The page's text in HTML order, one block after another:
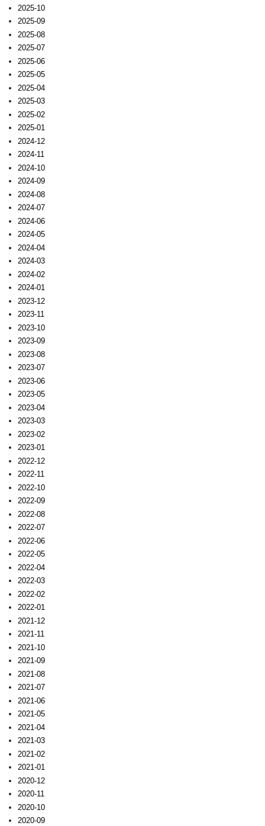
2025-10
2025-09
2025-08
2025-07
2025-06
2025-05
2025-04
2025-03
2025-02
2025-01
2024-12
2024-11
2024-10
2024-09
2024-08
2024-07
2024-06
2024-05
2024-04
2024-03
2024-02
2024-01
2023-12
2023-11
2023-10
2023-09
2023-08
2023-07
2023-06
2023-05
2023-04
2023-03
2023-02
2023-01
2022-12
2022-11
2022-10
2022-09
2022-08
2022-07
2022-06
2022-05
2022-04
2022-03
2022-02
2022-01
2021-12
2021-11
2021-10
2021-09
2021-08
2021-07
2021-06
2021-05
2021-04
2021-03
2021-02
2021-01
2020-12
2020-11
2020-10
2020-09